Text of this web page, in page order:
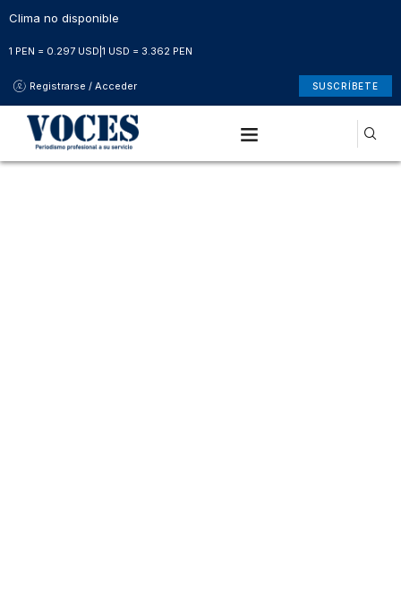
Clima no disponible
1 PEN = 0.297 USD 1 USD = 3.362 PEN
Registrarse / Acceder SUSCRÍBETE